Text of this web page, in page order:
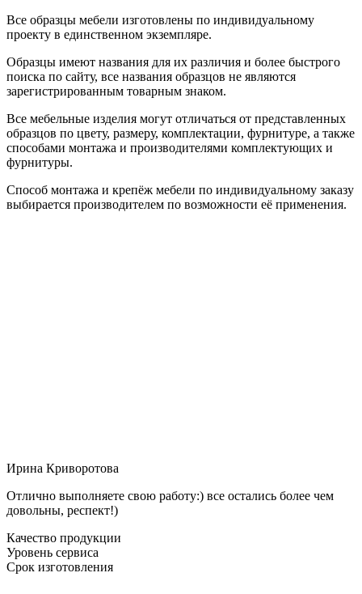
Все образцы мебели изготовлены по индивидуальному
проекту в единственном экземпляре.
Образцы имеют названия для их различия и более быстрого
поиска по сайту, все названия образцов не являются
зарегистрированным товарным знаком.
Все мебельные изделия могут отличаться от представленных
образцов по цвету, размеру, комплектации, фурнитуре, а также
способами монтажа и производителями комплектующих и
фурнитуры.
Способ монтажа и крепёж мебели по индивидуальному заказу
выбирается производителем по возможности её применения.
Ирина Криворотова
Отлично выполняете свою работу:) все остались более чем
довольны, респект!)
Качество продукции
Уровень сервиса
Срок изготовления